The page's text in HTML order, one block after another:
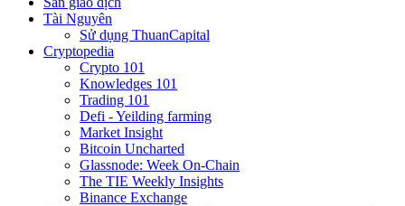
Tài Nguyên
Sử dụng ThuanCapital
Cryptopedia
Crypto 101
Knowledges 101
Trading 101
Defi - Yeilding farming
Market Insight
Bitcoin Uncharted
Glassnode: Week On-Chain
The TIE Weekly Insights
Binance Exchange